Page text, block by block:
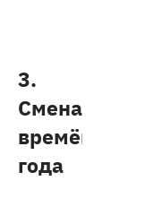
3.
Смена
времён
года